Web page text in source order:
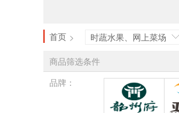
首页 > 时蔬水果、网上菜场
商品筛选条件
品牌：